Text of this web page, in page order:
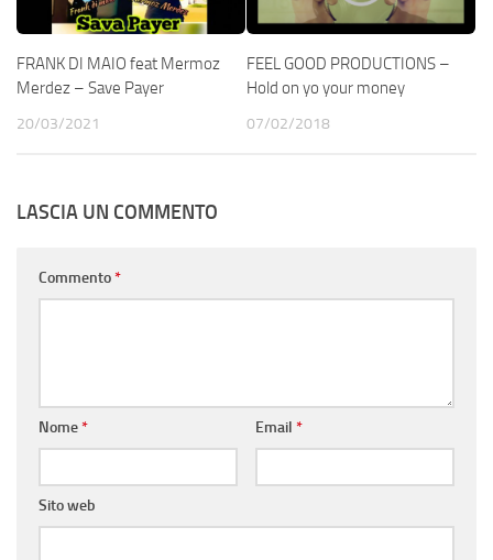
FRANK DI MAIO feat Mermoz
Merdez – Save Payer
20/03/2021
FEEL GOOD PRODUCTIONS –
Hold on yo your money
07/02/2018
LASCIA UN COMMENTO
Commento*
Nome* Email *
Sito web